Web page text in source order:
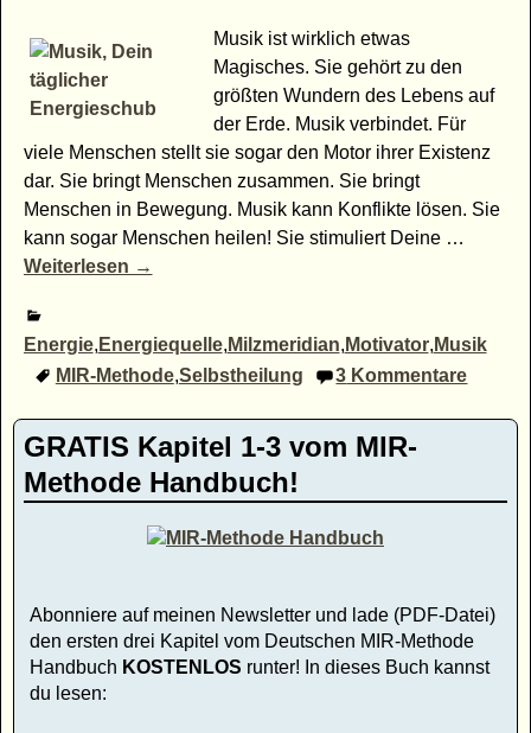
Musik ist wirklich etwas
Magisches. Sie gehört zu den
größten Wundern des Lebens auf
der Erde. Musik verbindet. Für
viele Menschen stellt sie sogar den Motor ihrer Existenz
dar. Sie bringt Menschen zusammen. Sie bringt
Menschen in Bewegung. Musik kann Konflikte lösen. Sie
kann sogar Menschen heilen! Sie stimuliert Deine …
Weiterlesen →
Energie, Energiequelle, Milzmeridian, Motivator, Musik
MIR-Methode,Selbstheilung 3 Kommentare
GRATIS Kapitel 1-3 vom MIR-
Methode Handbuch!
Abonniere auf meinen Newsletter und lade (PDF-Datei)
den ersten drei Kapitel vom Deutschen MIR-Methode
Handbuch KOSTENLOS runter! In dieses Buch kannst
du lesen: